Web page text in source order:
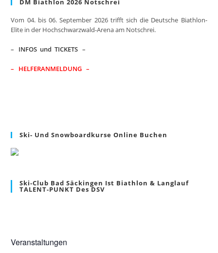
DM Biathlon 2026 Notschrei
Vom 04. bis 06. September 2026 trifft sich die Deutsche Biathlon-
Elite in der Hochschwarzwald-Arena am Notschrei.
– INFOS und TICKETS –
– HELFERANMELDUNG –
Ski- Und Snowboardkurse Online Buchen
Ski-Club Bad Säckingen Ist Biathlon & Langlauf
TALENT-PUNKT Des DSV
Veranstaltungen